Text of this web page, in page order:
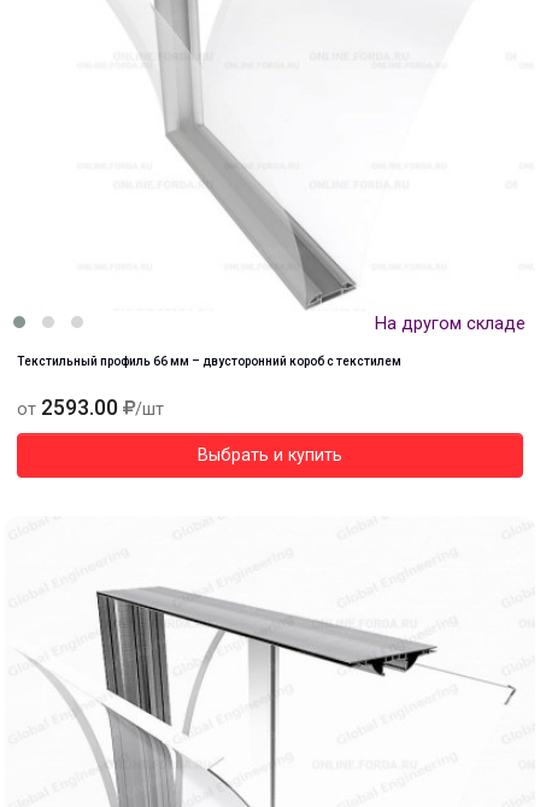
На другом складе
Текстильный профиль 66 мм – двусторонний короб с текстилем
от 2593.00 /шт
Выбрать и купить